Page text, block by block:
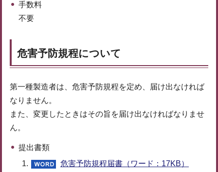
手数料
不要
危害予防規程について
第一種製造者は、危害予防規程を定め、届け出なければ
なりません。
また、変更したときはその旨を届け出なければなりませ
ん。
提出書類
危害予防規程届書（ワード：17KB）